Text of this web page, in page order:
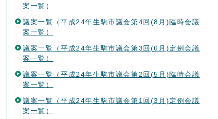
案一覧）
議案一覧（平成24年生駒市議会第4回(8月)臨時会議
案一覧）
議案一覧（平成24年生駒市議会第3回(6月)定例会議
案一覧）
議案一覧（平成24年生駒市議会第2回(5月)臨時会議
案一覧）
議案一覧（平成24年生駒市議会第1回(3月)定例会議
案一覧）